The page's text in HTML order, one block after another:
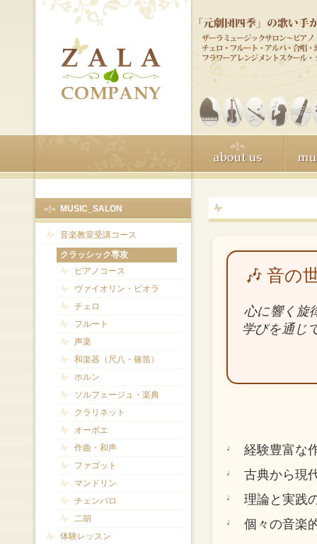
🎶 音の
心に響く旋
学びを通じ
経験豊富な
古典から現
理論と実践
個々の音楽
MUSIC_SALON
音楽教室受講コース
クラッシック専攻
ピアノコース
ヴァイオリン・ビオラ
チェロ
フルート
声楽
和楽器（尺八・篠笛）
ホルン
ソルフェージュ・楽典
クラリネット
オーボエ
作曲・和声
ファゴット
マンドリン
チェンバロ
二胡
体験レッスン